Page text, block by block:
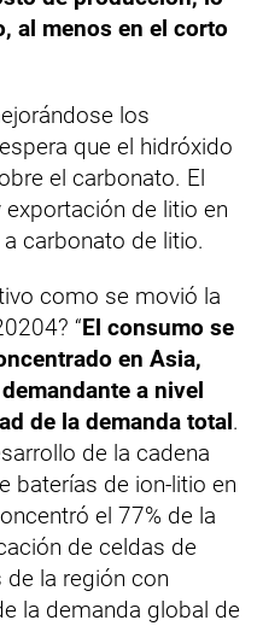
al menos en el corto
los
que el hidróxido
el carbonato. El
de litio en
carbonato de litio.
como se movió la
“El consumo se
en Asia,
a nivel
de la demanda total.
de la cadena
baterías de ion-litio en
el 77% de la
de celdas de
la región con
la demanda global de